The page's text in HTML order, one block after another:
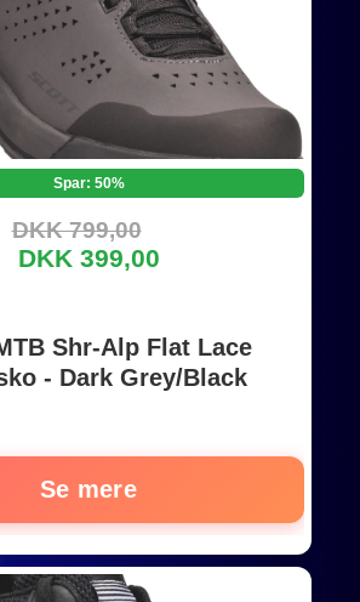
Spar: 50%
DKK 799,00
DKK 399,00
Shr-Alp Flat Lace
- Dark Grey/Black
Se mere